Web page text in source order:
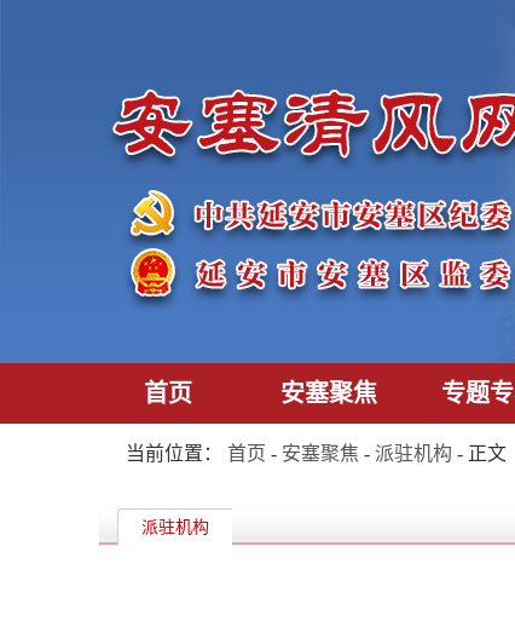
首页 安塞聚焦 专题
当前位置： 首页 - 安塞聚焦 - 派驻机构 - 正文
派驻机构